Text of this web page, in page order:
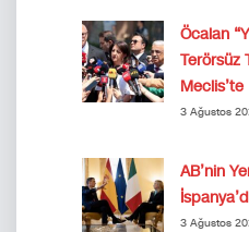
Öcalan
Terörsüz
Meclis’te
3 Ağustos
AB’nin
3 Ağustos